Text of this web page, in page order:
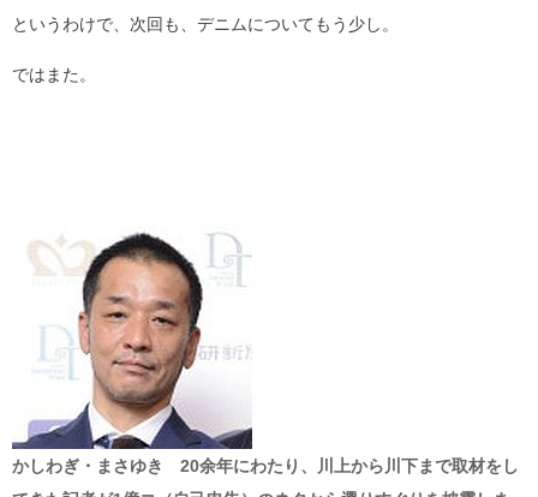
というわけで、次回も、デニムについてもう少し。
ではまた。
かしわぎ・まさゆき 20余年にわたり、川上から川下まで取材をし